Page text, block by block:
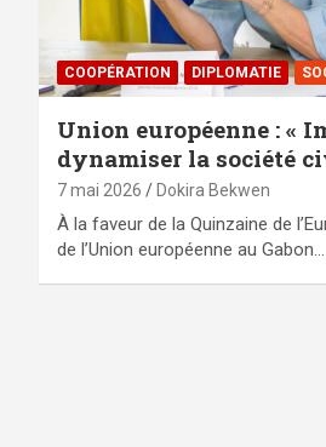
⁠COOPÉRATION DIPLOMATIE
Union européenne : «
dynamiser la société
7 mai 2026 Dokira Bekwen
À la faveur de la Quinzaine de
de l’Union européenne au Gabon…